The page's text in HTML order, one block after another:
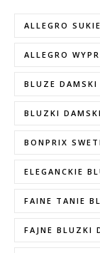
ALLEGRO
ALLEGRO
BLUZE DAMSKI
BLUZKI DAMSKI
BONPRIX
ELEGANCKIE
FAINE TANIE
FAJNE BLUZKI